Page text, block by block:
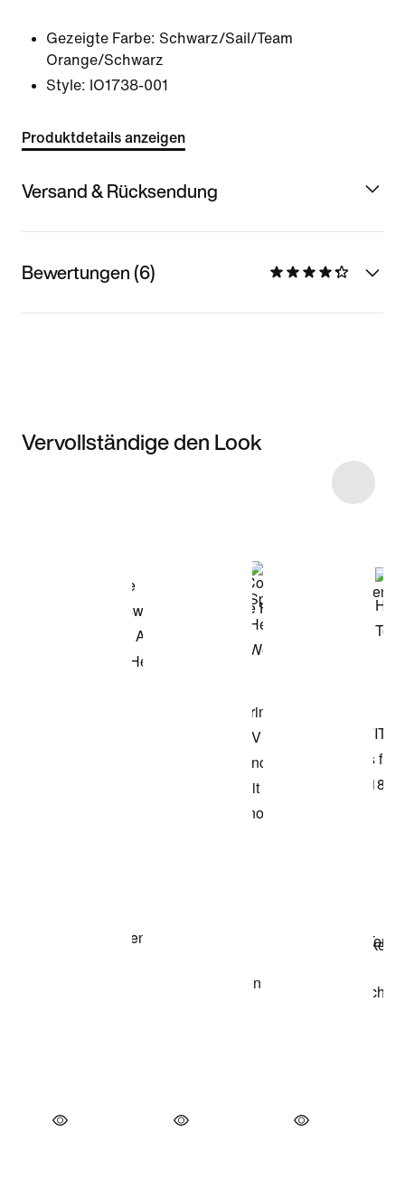
Gezeigte Farbe: Schwarz/Sail/Team
Orange/Schwarz
Style: IO1738-001
Produktdetails anzeigen
Versand & Rücksendung
Bewertungen (6)
Vervollständige den Look